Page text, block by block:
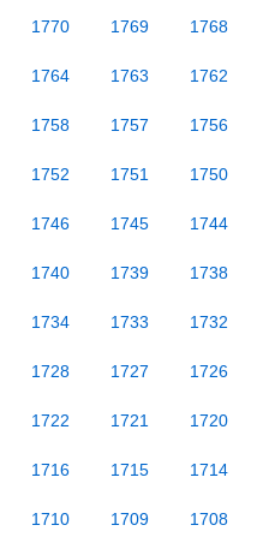
1770 1769 1768
1764 1763 1762
1758 1757 1756
1752 1751 1750
1746 1745 1744
1740 1739 1738
1734 1733 1732
1728 1727 1726
1722 1721 1720
1716 1715 1714
1710 1709 1708